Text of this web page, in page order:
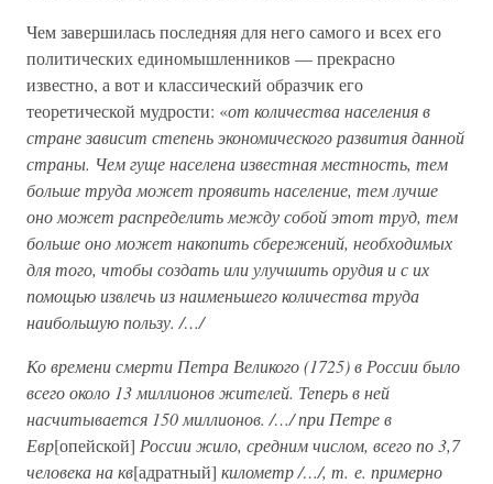
Чем завершилась последняя для него самого и всех его
политических единомышленников — прекрасно
известно, а вот и классический образчик его
теоретической мудрости: «от количества населения в
стране зависит степень экономического развития данной
страны. Чем гуще населена известная местность, тем
больше труда может проявить население, тем лучше
оно может распределить между собой этот труд, тем
больше оно может накопить сбережений, необходимых
для того, чтобы создать или улучшить орудия и с их
помощью извлечь из наименьшего количества труда
наибольшую пользу. /…/
Ко времени смерти Петра Великого (1725) в России было
всего около 13 миллионов жителей. Теперь в ней
насчитывается 150 миллионов. /…/ при Петре в
Евр[опейской] России жило, средним числом, всего по 3,7
человека на кв[адратный] километр /…/, т. е. примерно